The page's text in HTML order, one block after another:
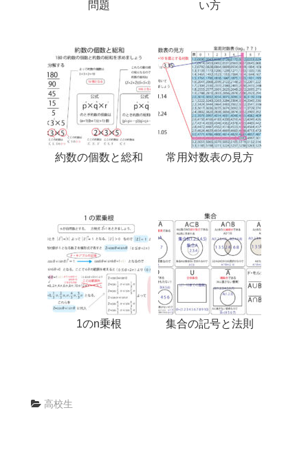
問題 い方
約数の個数と総和 常用対数表の見方
1のn乗根 集合の記号と法則
高校生